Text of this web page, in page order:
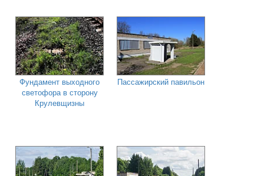
Фундамент выходного
светофора в сторону
Крулевщизны
Пассажирский павильон